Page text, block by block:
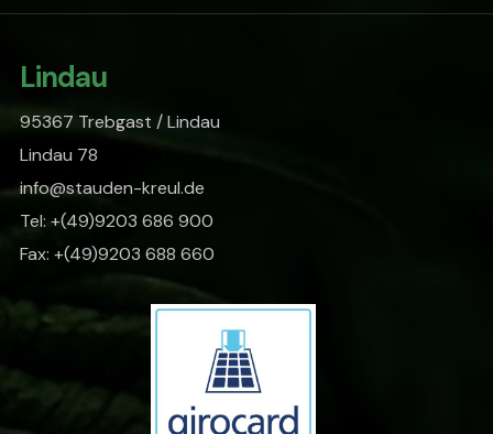
Lindau
95367 Trebgast / Lindau
Lindau 78
info@stauden-kreul.de
Tel: +(49)9203 686 900
Fax: +(49)9203 688 660